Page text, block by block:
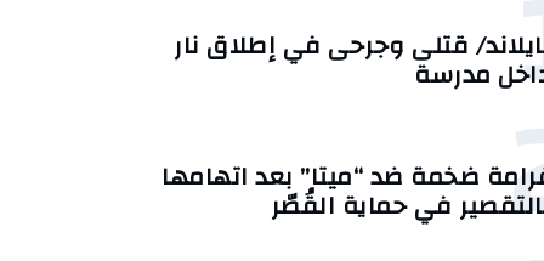
قتلى وجرحى في إطلاق نار
مدرسة
ضخمة ضد “ميتا” بعد اتهامها
في حماية القُصّر